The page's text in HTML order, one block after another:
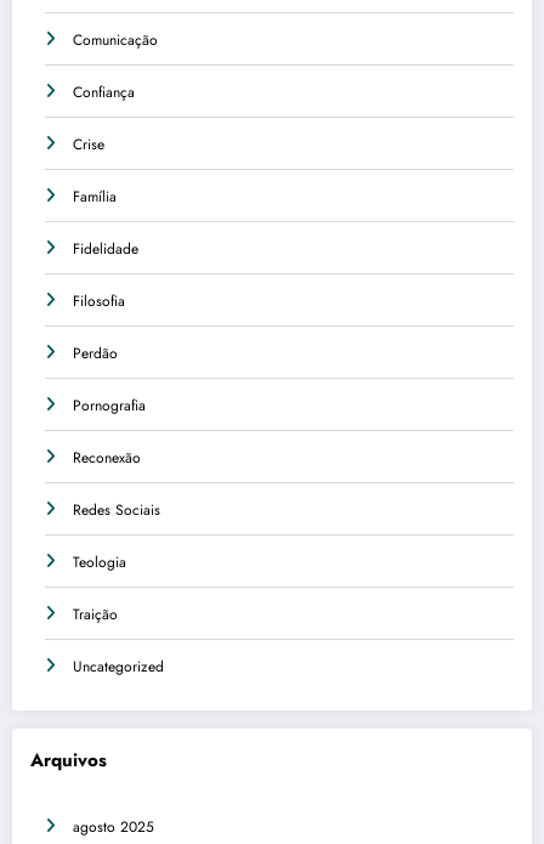
Comunicação
Confiança
Crise
Família
Fidelidade
Filosofia
Perdão
Pornografia
Reconexão
Redes Sociais
Teologia
Traição
Uncategorized
Arquivos
agosto 2025